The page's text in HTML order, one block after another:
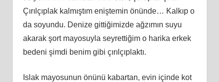
Çırılçıplak kalmıştım eniştemin önünde… Kalkıp o
da soyundu. Denize gittiğimizde ağzımın suyu
akarak şort mayosuyla seyrettiğim o harika erkek
bedeni şimdi benim gibi çırılçıplaktı.
Islak mayosunun önünü kabartan, evin içinde kot